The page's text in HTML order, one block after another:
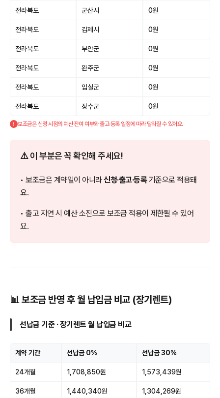
전라북도 군산시 0원
전라북도 김제시 0원
전라북도 부안군 0원
전라북도 완주군 0원
전라북도 임실군 0원
전라북도 장수군 0원
보조금은 신청 시점의 예산 잔여 여부와 출고·등록 일정에 따라 달라질 수 있어요.
⚠️ 이 부분은 꼭 확인해 주세요!
• 보조금은 계약일이 아니라신청·출고·등록기준으로 적용돼
요.
• 출고 지연 시 예산 소진으로 보조금 적용이 제한될 수 있어
요.
📊 보조금 반영 후 월 납입금 비교 (장기렌트)
선납금 기준 · 장기렌트 월 납입금 비교
계약 기간 선납금 0% 선납금 30%
24개월 1,708,850원 1,573,439원
36개월 1,440,340원 1,304,269원